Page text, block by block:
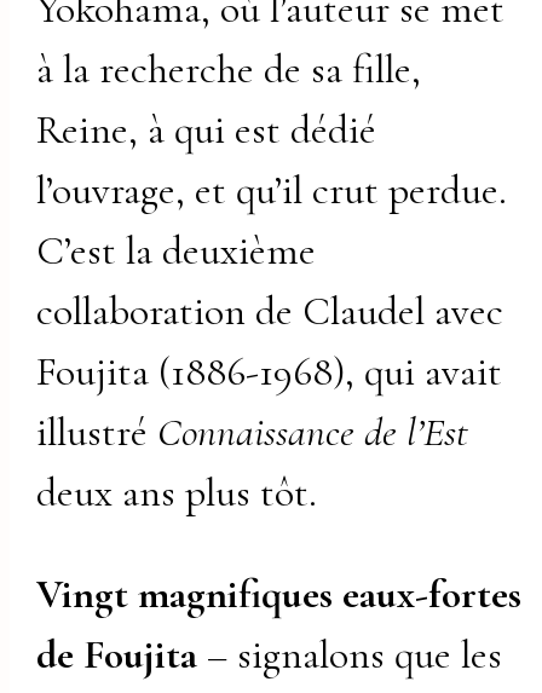
à la recherche de sa fille,
Reine, à qui est dédié
l’ouvrage, et qu’il crut perdue.
C’est la deuxième
collaboration de Claudel avec
Foujita (1886-1968), qui avait
illustré Connaissance de l’Est
deux ans plus tôt.
Vingt magnifiques eaux-fortes
de Foujita – signalons que les